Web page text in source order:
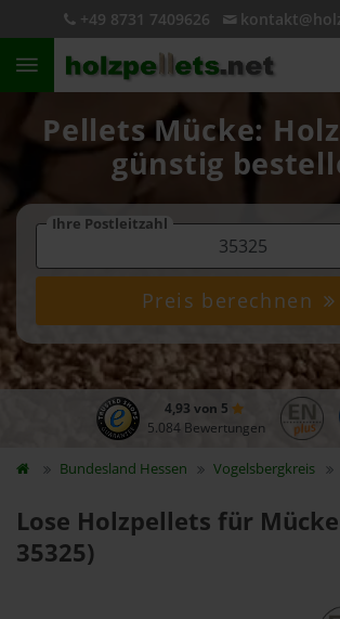
+49 8731 7409626
Pellets Mücke:
günstig
Ihre Postleitzahl
Preis berechnen
4,93 von 5
5.084 Bewertungen
Bundesland Hessen Vogelsbergkreis
Lose Holzpellets für Mücke
35325)